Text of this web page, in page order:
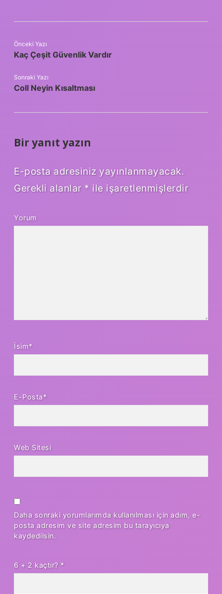
Önceki Yazı
Kaç Çeşit Güvenlik Vardır
Sonraki Yazı
Coll Neyin Kısaltması
Bir yanıt yazın
E-posta adresiniz yayınlanmayacak.
Gerekli alanlar * ile işaretlenmişlerdir
Yorum
İsim*
E-Posta*
Web Sitesi
Daha sonraki yorumlarımda kullanılması için adım, e-
posta adresim ve site adresim bu tarayıcıya
kaydedilsin.
6 + 2 kaçtır? *